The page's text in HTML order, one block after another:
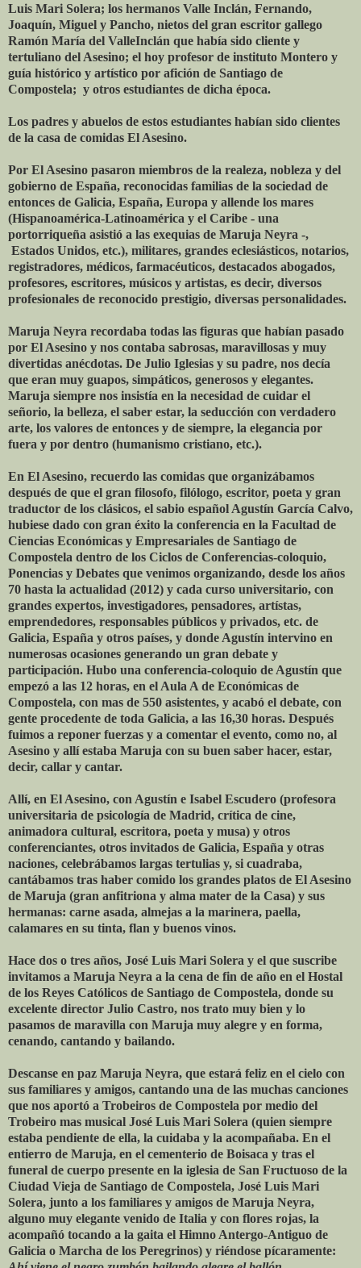
Luis Mari Solera; los hermanos Valle Inclán, Fernando,
Joaquín, Miguel y Pancho, nietos del gran escritor gallego
Ramón María del ValleInclán que había sido cliente y
tertuliano del Asesino; el hoy profesor de instituto Montero y
guía histórico y artístico por afición de Santiago de
Compostela; y otros estudiantes de dicha época.
Los padres y abuelos de estos estudiantes habían sido clientes
de la casa de comidas El Asesino.
Por El Asesino pasaron miembros de la realeza, nobleza y del
gobierno de España, reconocidas familias de la sociedad de
entonces de Galicia, España, Europa y allende los mares
(Hispanoamérica-Latinoamérica y el Caribe - una
portorriqueña asistió a las exequias de Maruja Neyra -,
Estados Unidos, etc.), militares, grandes eclesiásticos, notarios,
registradores, médicos, farmacéuticos, destacados abogados,
profesores, escritores, músicos y artistas, es decir, diversos
profesionales de reconocido prestigio, diversas personalidades.
Maruja Neyra recordaba todas las figuras que habían pasado
por El Asesino y nos contaba sabrosas, maravillosas y muy
divertidas anécdotas. De Julio Iglesias y su padre, nos decía
que eran muy guapos, simpáticos, generosos y elegantes.
Maruja siempre nos insistía en la necesidad de cuidar el
señorio, la belleza, el saber estar, la seducción con verdadero
arte, los valores de entonces y de siempre, la elegancia por
fuera y por dentro (humanismo cristiano, etc.).
En El Asesino, recuerdo las comidas que organizábamos
después de que el gran filosofo, filólogo, escritor, poeta y gran
traductor de los clásicos, el sabio español Agustín García Calvo,
hubiese dado con gran éxito la conferencia en la Facultad de
Ciencias Económicas y Empresariales de Santiago de
Compostela dentro de los Ciclos de Conferencias-coloquio,
Ponencias y Debates que venimos organizando, desde los años
70 hasta la actualidad (2012) y cada curso universitario, con
grandes expertos, investigadores, pensadores, artístas,
emprendedores, responsables públicos y privados, etc. de
Galicia, España y otros países, y donde Agustín intervino en
numerosas ocasiones generando un gran debate y
participación. Hubo una conferencia-coloquio de Agustín que
empezó a las 12 horas, en el Aula A de Económicas de
Compostela, con mas de 550 asistentes, y acabó el debate, con
gente procedente de toda Galicia, a las 16,30 horas. Después
fuimos a reponer fuerzas y a comentar el evento, como no, al
Asesino y allí estaba Maruja con su buen saber hacer, estar,
decir, callar y cantar.
Allí, en El Asesino, con Agustín e Isabel Escudero (profesora
universitaria de psicología de Madrid, crítica de cine,
animadora cultural, escritora, poeta y musa) y otros
conferenciantes, otros invitados de Galicia, España y otras
naciones, celebrábamos largas tertulias y, si cuadraba,
cantábamos tras haber comido los grandes platos de El Asesino
de Maruja (gran anfitriona y alma mater de la Casa) y sus
hermanas: carne asada, almejas a la marinera, paella,
calamares en su tinta, flan y buenos vinos.
Hace dos o tres años, José Luis Mari Solera y el que suscribe
invitamos a Maruja Neyra a la cena de fin de año en el Hostal
de los Reyes Católicos de Santiago de Compostela, donde su
excelente director Julio Castro, nos trato muy bien y lo
pasamos de maravilla con Maruja muy alegre y en forma,
cenando, cantando y bailando.
Descanse en paz Maruja Neyra, que estará feliz en el cielo con
sus familiares y amigos, cantando una de las muchas canciones
que nos aportó a Trobeiros de Compostela por medio del
Trobeiro mas musical José Luis Mari Solera (quien siempre
estaba pendiente de ella, la cuidaba y la acompañaba. En el
entierro de Maruja, en el cementerio de Boisaca y tras el
funeral de cuerpo presente en la iglesia de San Fructuoso de la
Ciudad Vieja de Santiago de Compostela, José Luis Mari
Solera, junto a los familiares y amigos de Maruja Neyra,
alguno muy elegante venido de Italia y con flores rojas, la
acompañó tocando a la gaita el Himno Antergo-Antiguo de
Galicia o Marcha de los Peregrinos) y riéndose pícaramente: